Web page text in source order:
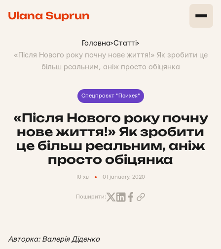
Ulana Suprun
Головна>Статті>
«Після Нового року почну нове життя!» Як зробити це
більш реальним, аніж просто обіцянка
Спецпроєкт "Психея"
«Після Нового року почну
нове життя!» Як зробити
це більш реальним, аніж
просто обіцянка
10 хв 01 january, 2020
Поширити:
Авторка: Валерія Діденко